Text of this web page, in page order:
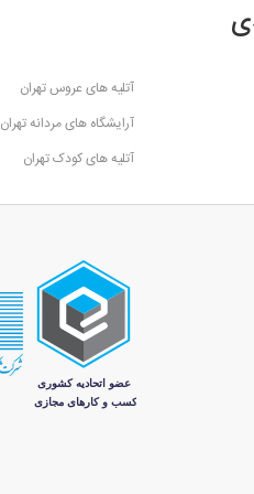
آتلیه های عروس تهران
آرایشگاه های مردانه تهران
آتلیه های کودک تهران